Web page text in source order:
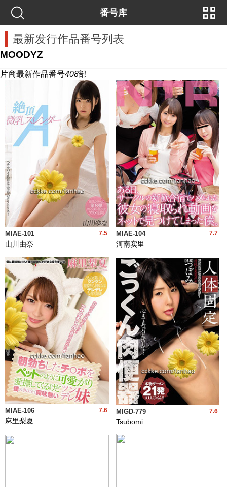
番号库
最新发行作品番号列表
MOODYZ
片商最新作品番号408部
7.5
MIAE-101
山川由奈
7.7
MIAE-104
河南实里
7.6
MIAE-106
麻里梨夏
7.6
MIGD-779
Tsubomi